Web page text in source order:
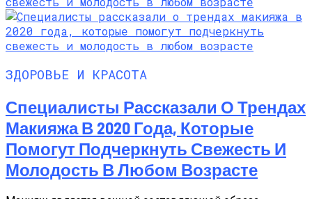
ЗДОРОВЬЕ И КРАСОТА
Специалисты Рассказали О Трендах
Макияжа В 2020 Года, Которые
Помогут Подчеркнуть Свежесть И
Молодость В Любом Возрасте